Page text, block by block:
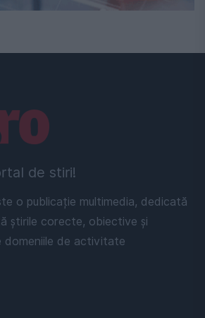
de stiri!
o publicație multimedia, dedicată
știrile corecte, obiective și
de activitate